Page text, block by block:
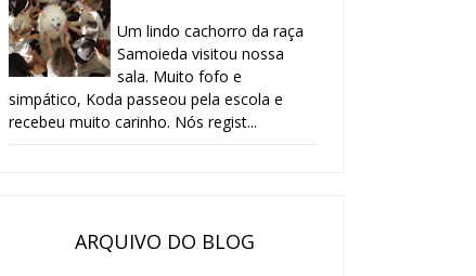
B de BORBOLETA P de Pato
Um lindo cachorro da raça
Samoieda visitou nossa
sala. Muito fofo e
simpático, Koda passeou pela escola e
recebeu muito carinho. Nós regist...
ARQUIVO DO BLOG